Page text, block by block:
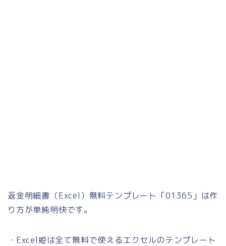
返金明細書（Excel）無料テンプレート「01365」は作
り方が単純明快です。
・Excel姫は全て無料で使えるエクセルのテンプレート